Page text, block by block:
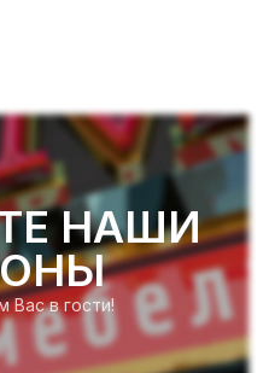
НАШИ
Вас в гости!